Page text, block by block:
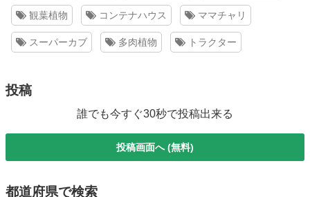
観葉植物 コンテナハウス ママチャリ
スーパーカブ 多肉植物 トラクター
投稿
誰でも今すぐ30秒で投稿出来る
投稿画面へ (無料)
都道府県で検索